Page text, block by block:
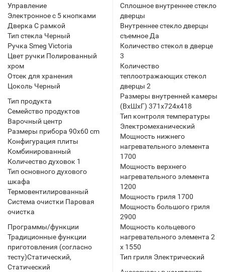
Управление
Электронное с 5 кнопками
Дверка С рамкой
Тип стекла Черный
Ручка Smeg Victoria
Цвет ручки Полированный
хром
Отсек для хранения
Цоколь Черный
Тип продукта
Семейство продуктов
Варочный центр
Размеры прибора 90x60 cm
Конфигурация плиты
Комбинированный
Количество духовок 1
Тип основного духового
шкафа
Термовентилированный
Система очистки Паровая
очистка
Программы/функции
Традиционные функции
приготовления (согласно
тесту)Статический,
Статический
Сплошное внутреннее стекло
дверцы
Внутреннее стекло дверцы
съемное Да
Количество стекол в дверце
3
Количество
теплоотражающих стекол
дверцы 2
Размеры внутренней камеры
(ВхШхГ) 371x724x418
Тип контроля температуры
Электромеханический
Мощность нижнего
нагревательного элемента
1700
Мощность верхнего
нагревательного элемента
1200
Мощность гриля 1700
Мощность большого гриля
2900
Мощность кольцевого
нагревательного элемента 2
x 1550
Тип гриля Электрический